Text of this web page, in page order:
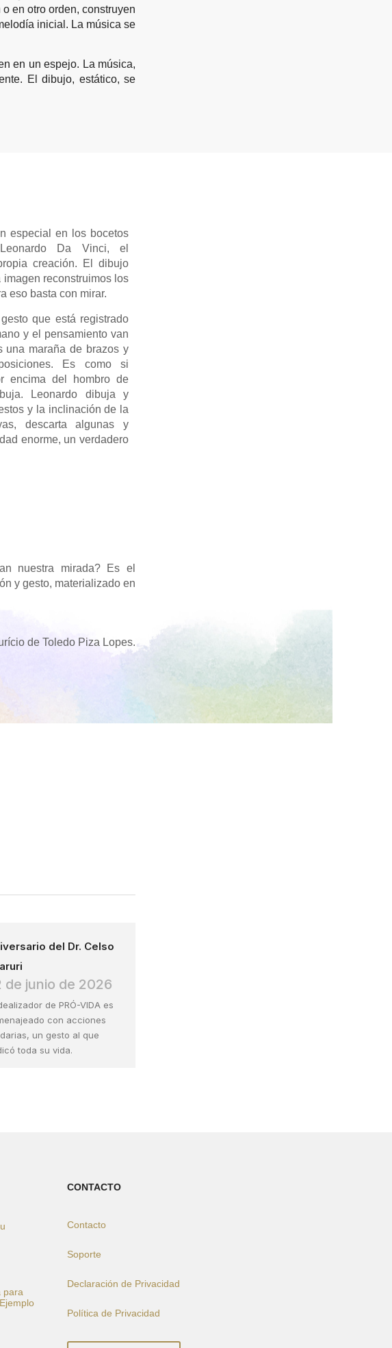
en otro orden, construyen
inicial. La música se
en un espejo. La música,
El dibujo, estático, se
especial en los bocetos
Da Vinci, el
creación. El dibujo
reconstruimos los
eso basta con mirar.
que está registrado
y el pensamiento van
una maraña de brazos y
Es como si
encima del hombro de
Leonardo dibuja y
y la inclinación de la
descarta algunas y
enorme, un verdadero
nuestra mirada? Es el
y gesto, materializado en
de Toledo Piza Lopes.
del Dr. Celso
de junio de 2026
de PRÓ-VIDA es
con acciones
un gesto al que
toda su vida.
para
CONTACTO
Contacto
Soporte
Declaración de Privacidad
Política de Privacidad